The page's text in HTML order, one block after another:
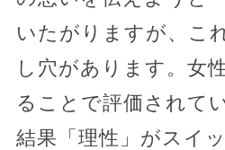
いたがりますが、こ
し穴があります。女
ることで評価されて
結果「理性」がスイ